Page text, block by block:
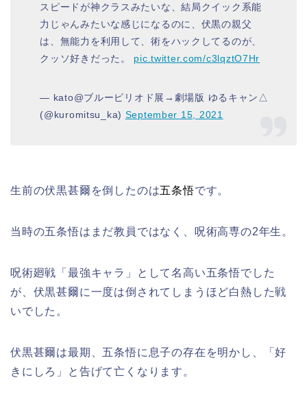
スピードが神クラスみたいな、結局クイック系能
力じゃんみたいな感じになるのに、伏黒の親父
は、無能力を利用して、術をハックしてるのが、
クッソ好きだった。 pic.twitter.com/c3lqztO7Hr
— kato@ブルーピリオド展→劇場版 ゆるキャン△
(@kuromitsu_ka) September 15, 2021
生前の伏黒甚爾を倒したのは五条悟です。
当時の五条悟はまだ教員ではなく、呪術高専の2年生。
呪術廻戦「最強キャラ」として名高い五条悟でした
が、伏黒甚爾に一度は倒されてしまうほど白熱した戦
いでした。
伏黒甚爾は最期、五条悟に息子の存在を明かし、「好
きにしろ」と告げて亡くなります。